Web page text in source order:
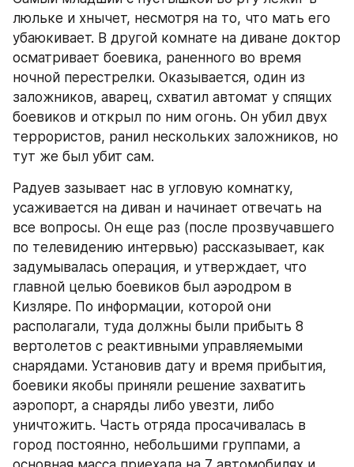
люльке и хнычет, несмотря на то, что мать его
убаюкивает. В другой комнате на диване доктор
осматривает боевика, раненного во время
ночной перестрелки. Оказывается, один из
заложников, аварец, схватил автомат у спящих
боевиков и открыл по ним огонь. Он убил двух
террористов, ранил нескольких заложников, но
тут же был убит сам.
Радуев зазывает нас в угловую комнатку,
усаживается на диван и начинает отвечать на
все вопросы. Он еще раз (после прозвучавшего
по телевидению интервью) рассказывает, как
задумывалась операция, и утверждает, что
главной целью боевиков был аэродром в
Кизляре. По информации, которой они
располагали, туда должны были прибыть 8
вертолетов с реактивными управляемыми
снарядами. Установив дату и время прибытия,
боевики якобы приняли решение захватить
аэропорт, а снаряды либо увезти, либо
уничтожить. Часть отряда просачивалась в
город постоянно, небольшими группами, а